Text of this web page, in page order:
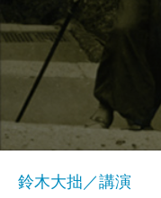
鈴木大拙／講演